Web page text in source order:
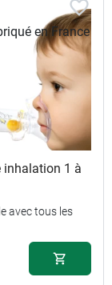
inhalation 1 à
avec tous les